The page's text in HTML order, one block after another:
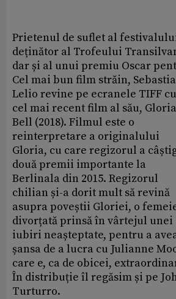
Prietenul de suflet al
deținător al Trofeului
dar și al unui premiu Oscar
Cel mai bun film străin,
Lelio revine pe ecranele TIFF cu
cel mai recent film al său, Gloria
Bell (2018). Filmul este o
reinterpretare a originalului
Gloria, cu care regizorul a
două premii importante la
Berlinala din 2015. Regizorul
chilian și-a dorit mult să revină
asupra poveștii Gloriei, o
divorțată prinsă în vârtejul unei
iubiri neașteptate, pentru a
șansa de a lucra cu Julianne
care e, ca de obicei,
În distribuție îl regăsim și pe
Turturro.